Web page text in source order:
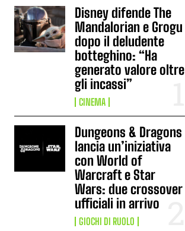
Disney difende The
Mandalorian e Grogu
dopo il deludente
botteghino: “Ha
generato valore oltre
gli incassi”
CINEMA
Dungeons & Dragons
lancia un’iniziativa
con World of
Warcraft e Star
Wars: due crossover
ufficiali in arrivo
GIOCHI DI RUOLO